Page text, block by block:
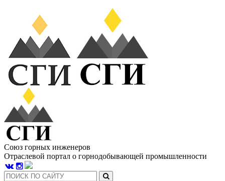
Союз горных инженеров
Отраслевой портал о горнодобывающей промышленности